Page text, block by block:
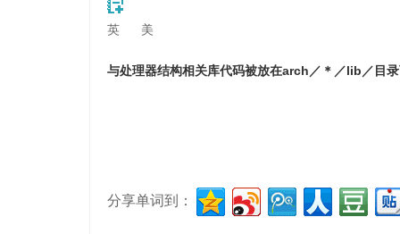
英 美
与处理器结构相关库代码被放在arch／＊／lib／目
分享单词到：